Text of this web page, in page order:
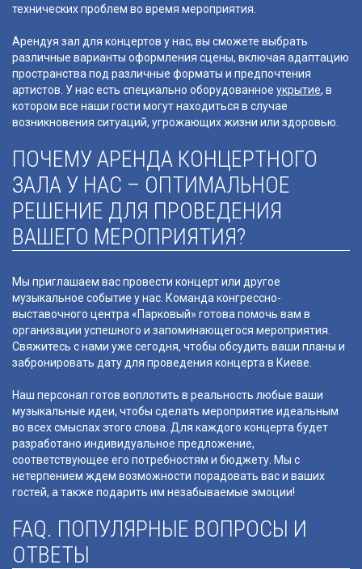
технических проблем во время мероприятия.
Арендуя зал для концертов у нас, вы сможете выбрать
различные варианты оформления сцены, включая адаптацию
пространства под различные форматы и предпочтения
артистов. У нас есть специально оборудованное укрытие, в
котором все наши гости могут находиться в случае
возникновения ситуаций, угрожающих жизни или здоровью.
ПОЧЕМУ АРЕНДА КОНЦЕРТНОГО
ЗАЛА У НАС – ОПТИМАЛЬНОЕ
РЕШЕНИЕ ДЛЯ ПРОВЕДЕНИЯ
ВАШЕГО МЕРОПРИЯТИЯ?
Мы приглашаем вас провести концерт или другое
музыкальное событие у нас. Команда конгрессно-
выставочного центра «Парковый» готова помочь вам в
организации успешного и запоминающегося мероприятия.
Свяжитесь с нами уже сегодня, чтобы обсудить ваши планы и
забронировать дату для проведения концерта в Киеве.
Наш персонал готов воплотить в реальность любые ваши
музыкальные идеи, чтобы сделать мероприятие идеальным
во всех смыслах этого слова. Для каждого концерта будет
разработано индивидуальное предложение,
соответствующее его потребностям и бюджету. Мы с
нетерпением ждем возможности порадовать вас и ваших
гостей, а также подарить им незабываемые эмоции!
FAQ. ПОПУЛЯРНЫЕ ВОПРОСЫ И
ОТВЕТЫ